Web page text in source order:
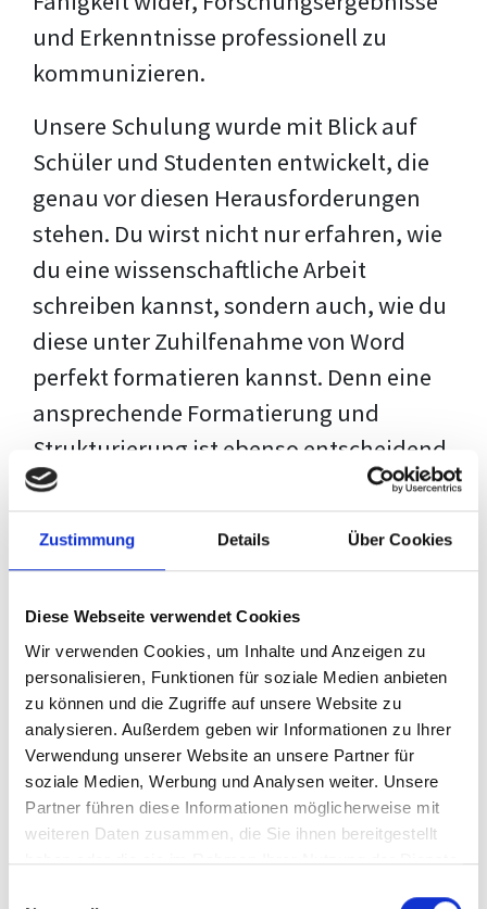
Zustimmung Details Über Cookies
Diese Webseite verwendet Cookies
Wir verwenden Cookies, um Inhalte und Anzeigen zu
personalisieren, Funktionen für soziale Medien anbieten
zu können und die Zugriffe auf unsere Website zu
analysieren. Außerdem geben wir Informationen zu Ihrer
Verwendung unserer Website an unsere Partner für
soziale Medien, Werbung und Analysen weiter. Unsere
Partner führen diese Informationen möglicherweise mit
weiteren Daten zusammen, die Sie ihnen bereitgestellt
haben oder die sie im Rahmen Ihrer Nutzung der Dienste
und Erkenntnisse professionell zu
kommunizieren.
Unsere Schulung wurde mit Blick auf
Schüler und Studenten entwickelt, die
genau vor diesen Herausforderungen
stehen. Du wirst nicht nur erfahren, wie
du eine wissenschaftliche Arbeit
schreiben kannst, sondern auch, wie du
diese unter Zuhilfenahme von Word
perfekt formatieren kannst. Denn eine
ansprechende Formatierung und
Strukturierung ist ebenso entscheidend
wie der Inhalt selbst. Jeder Prüfer hat
eigene Erwartungen, und unsere
Schulung ist so konzipiert, dass sie dir
deiner individuellen Vorlage zeigt,
anstatt eine Einheitslösung zu bieten.
Der Prozess des wissenschaftlichen
Schreibens kann ohne das richtige
Wissen eine große Herausforderung
darstellen. Jedoch, ausgestattet mit
denTechniken und Strategiendieses
Kurses, wird die Formatierung deiner